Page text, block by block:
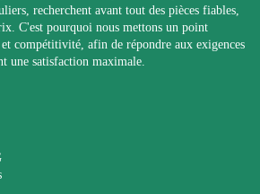
recherchent avant tout des pièces fiables,
C'est pourquoi nous mettons un point
compétitivité, afin de répondre aux exigences
une satisfaction maximale.